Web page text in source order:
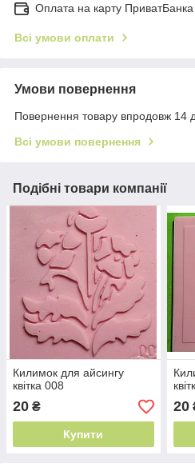
Оплата на карту ПриватБанка
Всі умови оплати
Умови повернення
Повернення товару впродовж 14
Всі умови повернення
Подібні товари компанії
Килимок для айсингу
квітка 008
20 ₴
Купити
20